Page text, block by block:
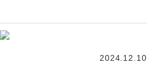
2024.12.10